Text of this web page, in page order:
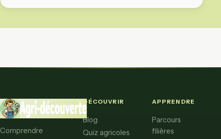
Comprendre
DÉCOUVRIR
Blog
Quiz agricoles
APPRENDRE
Parcours
filières